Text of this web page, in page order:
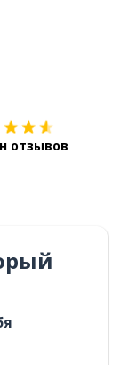
отзывов